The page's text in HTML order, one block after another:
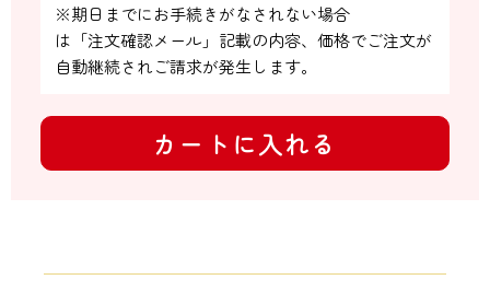
※期日までにお手続きがなされない場合
は「注文確認メール」記載の内容、価格でご注文が
自動継続されご請求が発生します。
カートに入れる